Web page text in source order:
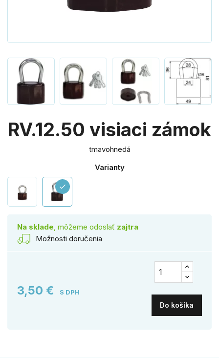
RV.12.50 visiaci zámok
tmavohnedá
Varianty
check
Na sklade, môžeme odoslať zajtra
Možnosti doručenia
3,50 € S DPH
Do košíka